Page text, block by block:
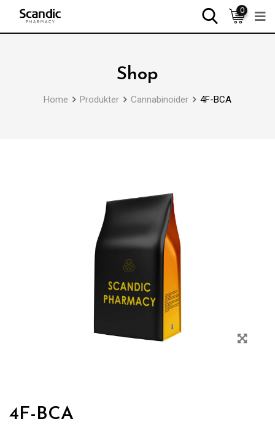
0
Shop
Home Produkter Cannabinoider 4F-BCA
4F-BCA